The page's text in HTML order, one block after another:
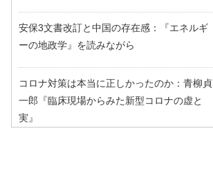
安保3文書改訂と中国の存在感：『エネルギ
ーの地政学』を読みながら
コロナ対策は本当に正しかったのか：青柳貞
一郎『臨床現場からみた新型コロナの虚と
実』